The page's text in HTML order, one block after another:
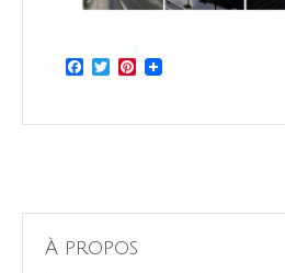
Facebook
TwitterPinterest
À propos